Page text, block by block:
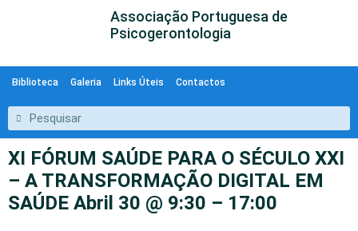
Associação Portuguesa de
Psicogerontologia
Biblioteca Galeria Links Úteis Contactos
XI FÓRUM SAÚDE PARA O SÉCULO XXI
– A TRANSFORMAÇÃO DIGITAL EM
SAÚDE Abril 30 @ 9:30 – 17:00